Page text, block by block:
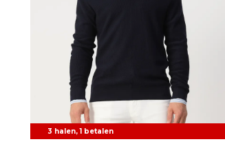
3 halen, 1 betalen